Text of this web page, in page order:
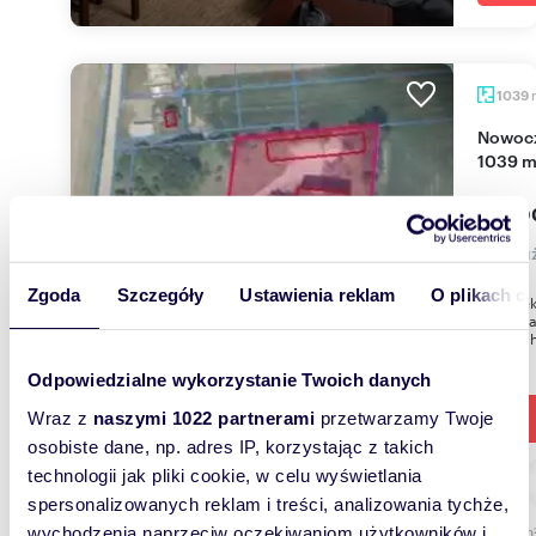
Zgoda Szczegóły Ustawienia reklam O plikach
Odpowiedzialne wykorzystanie Twoich danych
Wraz z naszymi 1022 partnerami przetwarzamy Twoje
osobiste dane, np. adres IP, korzystając z takich
technologii jak pliki cookie, w celu wyświetlania
spersonalizowanych reklam i treści, analizowania tychże,
1039
Nowoczesny kompleks magazynowo-biurowy
1039
15
lokal
gm.
połowy
m